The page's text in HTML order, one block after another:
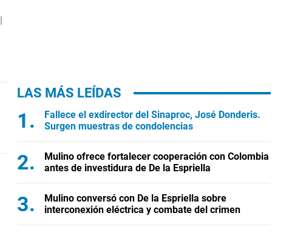
LAS MÁS LEÍDAS
Fallece el exdirector del Sinaproc, José Donderis.
Surgen muestras de condolencias
Mulino ofrece fortalecer cooperación con Colombia
antes de investidura de De la Espriella
Mulino conversó con De la Espriella sobre
interconexión eléctrica y combate del crimen